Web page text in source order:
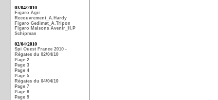
03/04/2010
Figaro Agir
Recouvrement_A.Hardy
Figaro Gedimat_A.Tripon
Figaro Maisons Avenir_H.P
Schipman
02/04/2010
Spi Ouest France 2010 -
Régates du 02/04/10
Page 2
Page 3
Page 4
Page 5
Régates du 04/04/10
Page 7
Page 8
Page 9